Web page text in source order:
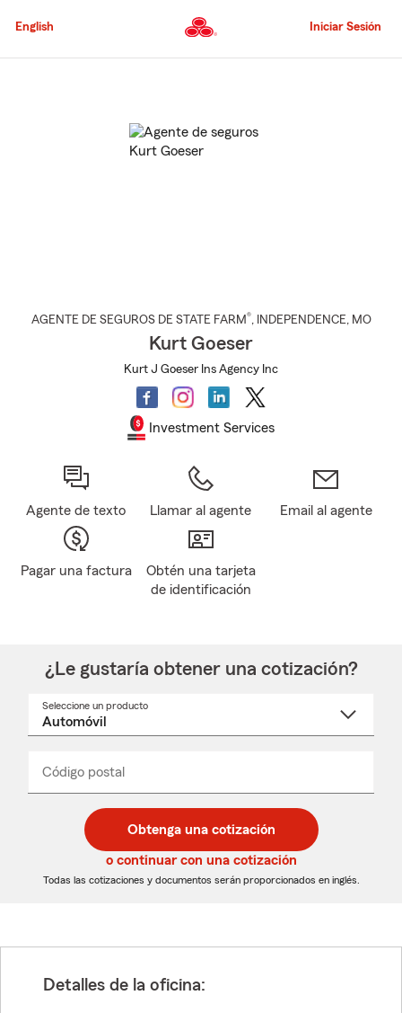
al
principal
English Iniciar Sesión
AGENTE DE SEGUROS DE STATE FARM®, INDEPENDENCE, MO
Kurt Goeser
Kurt J Goeser Ins Agency Inc
Investment Services
Agente de texto Llamar al agente Email al agente
Pagar una factura
Obtén una tarjeta
de identificación
¿Le gustaría obtener una cotización?
Seleccione un producto
desplegable
Código postal
de
5
dígitos
de
5
dígitos
_____
Obtenga una cotización
o continuar con una cotización
Todas las cotizaciones y documentos serán proporcionados en inglés.
Detalles de la oficina: